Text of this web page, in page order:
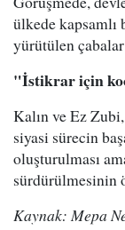
ülkede
yürütülen çabalar
"İstikrar için
Kalın ve Ez
siyasi sürecin
oluşturulması
sürdürülmesinin
Kaynak: Mepa